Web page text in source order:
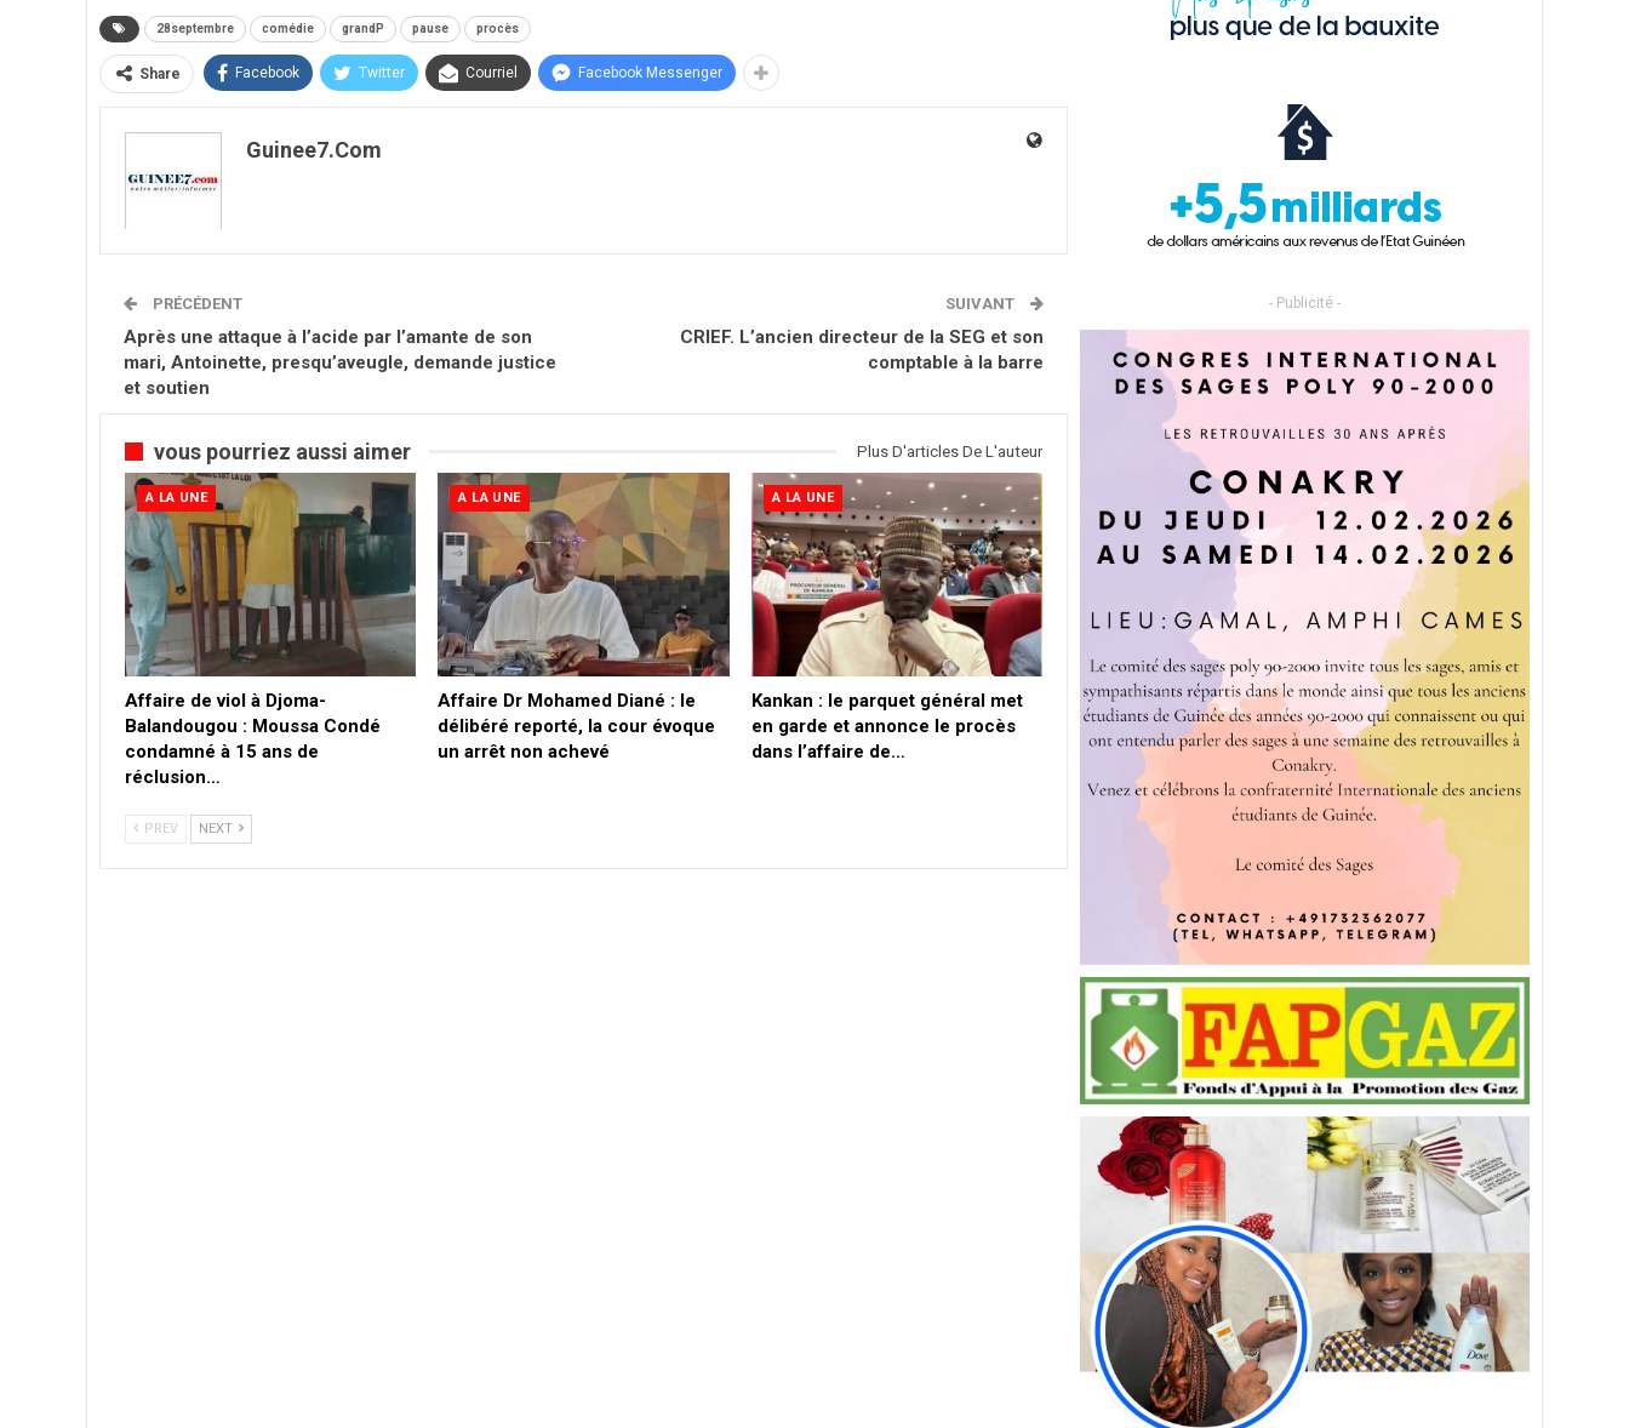
28septembre comédie grandP pause procès
Share Facebook Twitter Courriel Facebook Messenger
Guinee7.com
PRÉCÉDENT
Après une attaque à l’acide par l’amante de son
mari, Antoinette, presqu’aveugle, demande justice
et soutien
SUIVANT
CRIEF. L’ancien directeur de la SEG et son
comptable à la barre
vous pourriez aussi aimer Plus D'articles De L'auteur
A LA UNE
Affaire de viol à Djoma-
Balandougou : Moussa Condé
condamné à 15 ans de
réclusion…
A LA UNE
Affaire Dr Mohamed Diané : le
délibéré reporté, la cour évoque
un arrêt non achevé
A LA UNE
Kankan : le parquet général met
en garde et annonce le procès
dans l’affaire de…
PREV NEXT
- Publicité -